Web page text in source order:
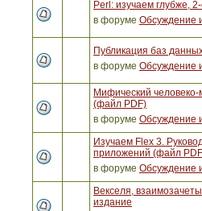
Perl: изучаем глубже,
в форуме Обсуждение
Публикация баз
в форуме Обсуждение
Мифический
(файл PDF)
в форуме Обсуждение
Изучаем Flex 3.
приложений (файл
в форуме Обсуждение
Векселя,
издание